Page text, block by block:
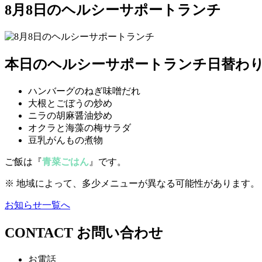
8月8日のヘルシーサポートランチ
本日のヘルシーサポートランチ日替わ
ハンバーグのねぎ味噌だれ
大根とごぼうの炒め
ニラの胡麻醤油炒め
オクラと海藻の梅サラダ
豆乳がんもの煮物
ご飯は『青菜ごはん 』です。
※ 地域によって、多少メニューが異なる可能性があります。
お知らせ一覧へ
CONTACT お問い合わせ
お電話